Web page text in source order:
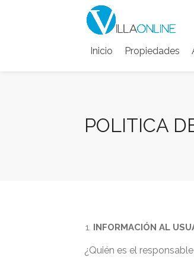
Inicio Propiedades
POLITICA
INFORMACIÓN AL
¿Quién es el